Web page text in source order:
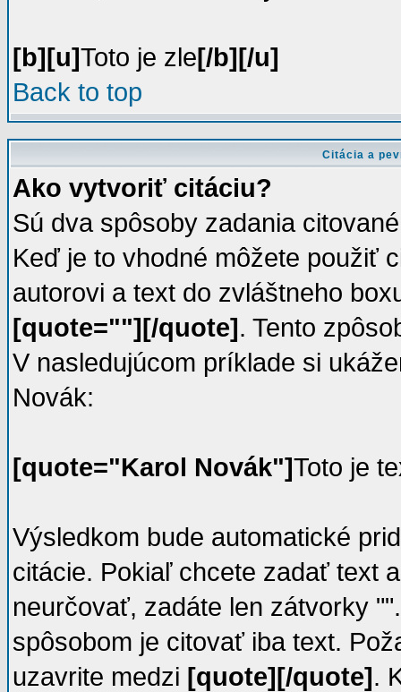
[b][u]Toto je zle[/b][/u]
Back to top
Citácia a
Ako vytvoriť citáciu?
Sú dva spôsoby zadania
Keď je to vhodné môžete použiť
autorovi a text do zvláštneho
[quote=""][/quote]. Tento
V nasledujúcom príklade si
Novák:
[quote="Karol Novák"]Toto je
Výsledkom bude automatické
citácie. Pokiaľ chcete zadať text
neurčovať, zadáte len zátvorky
spôsobom je citovať iba text.
uzavrite medzi [quote][/quote].